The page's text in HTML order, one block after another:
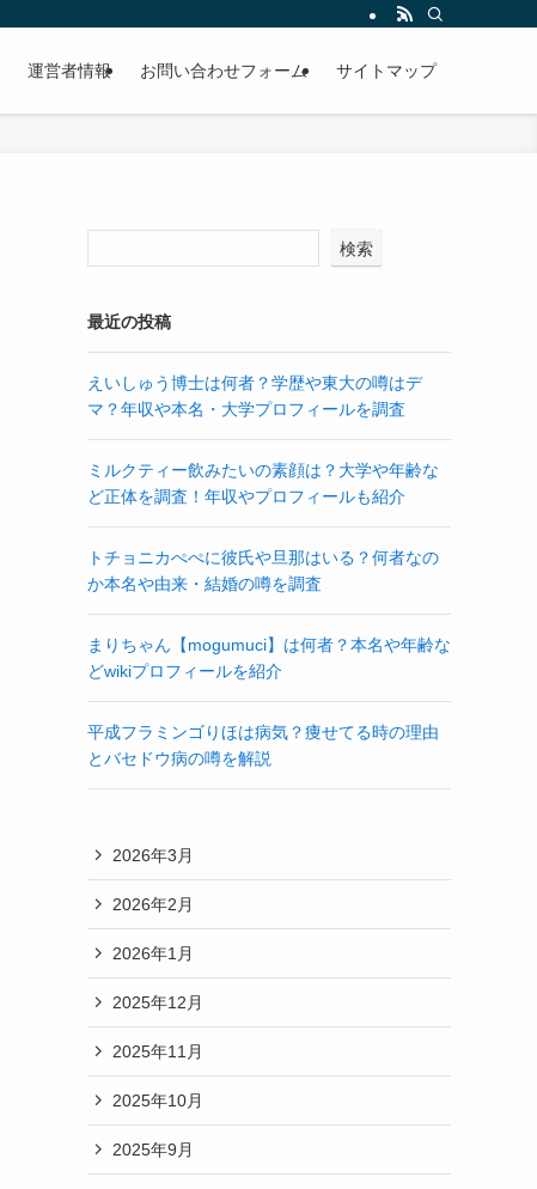
運営者情報 お問い合わせフォーム サイトマップ
検索
最近の投稿
えいしゅう博士は何者？学歴や東大の噂はデ
マ？年収や本名・大学プロフィールを調査
ミルクティー飲みたいの素顔は？大学や年齢な
ど正体を調査！年収やプロフィールも紹介
トチョニカぺぺに彼氏や旦那はいる？何者なの
か本名や由来・結婚の噂を調査
まりちゃん【mogumuci】は何者？本名や年齢な
どwikiプロフィールを紹介
平成フラミンゴりほは病気？痩せてる時の理由
とバセドウ病の噂を解説
2026年3月
2026年2月
2026年1月
2025年12月
2025年11月
2025年10月
2025年9月